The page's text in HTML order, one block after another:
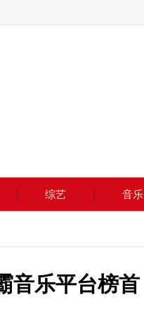
综艺 音乐
音乐平台榜首